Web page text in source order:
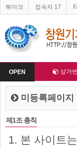
OPEN
북마크 접속자 17
이버 등록완료 -
Home 상가
미등록페이지
제1조 총칙
본 사이트